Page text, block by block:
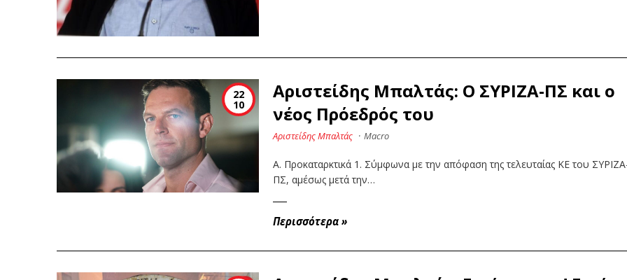
22
10
Αριστείδης Μπαλτάς: Ο ΣΥΡΙΖΑ-ΠΣ και ο
νέος Πρόεδρός του
Αριστείδης Μπαλτάς · Macro
Α. Προκαταρκτικά 1. Σύμφωνα με την απόφαση της τελευταίας ΚΕ του
ΠΣ, αμέσως μετά την…
Περισσότερα»